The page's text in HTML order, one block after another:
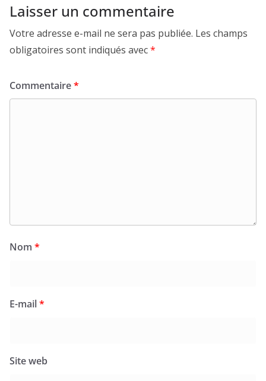
Laisser un commentaire
Votre adresse e-mail ne sera pas publiée. Les champs
obligatoires sont indiqués avec*
Commentaire*
Nom *
E-mail*
Site web